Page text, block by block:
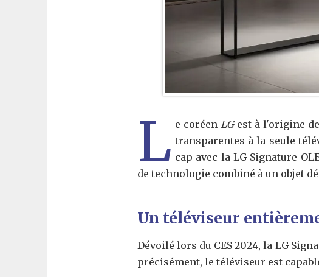
L e coréen LGest à l'origine
transparentes à la seule
cap avec la LG Signature
de technologie combiné à un objet
Un téléviseur
Dévoilé lors du CES 2024, la LG
précisément, le téléviseur est